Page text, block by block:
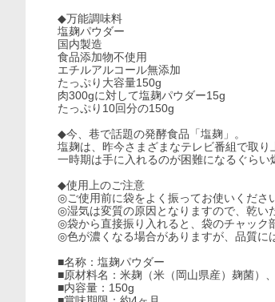
◆万能調味料
塩麹パウダー
国内製造
食品添加物不使用
エチルアルコール無添加
たっぷり大容量150g
肉300gに対して塩麹パウダー15g
たっぷり10回分の150g
◆今、巷で話題の発酵食品「塩麹」。
塩麹は、昨今さまざまなテレビ番組で取り
一時期は手に入れるのが困難になるぐらい
◆使用上のご注意
◎ご使用前に袋をよく振ってお使いくださ
◎湿気は変質の原因となりますので、乾い
◎袋から直接振り入れると、袋のチャック
◎色が濃くなる場合がありますが、品質に
■名称：塩麹パウダー
■原材料名：米麹（米（岡山県産）麹菌）
■内容量：150g